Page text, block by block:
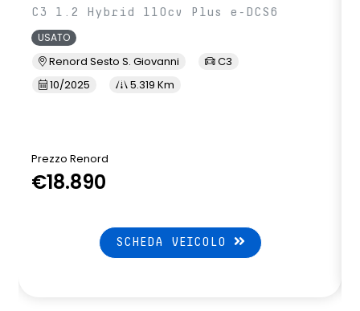
C3 1.2 Hybrid 110cv Plus e-DCS6
USATO
Renord Sesto S. Giovanni
C3
10/2025
5.319 Km
Prezzo Renord
€18.890
SCHEDA VEICOLO